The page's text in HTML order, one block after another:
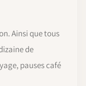
Ainsi que tous
de
pauses café